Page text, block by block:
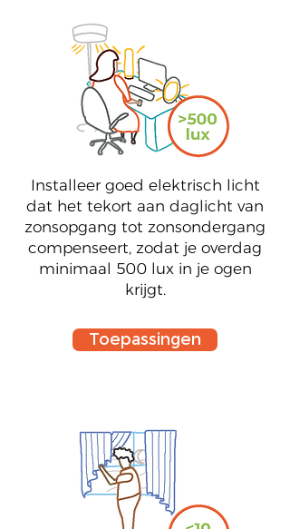
Installeer goed elektrisch licht
dat het tekort aan daglicht van
zonsopgang tot zonsondergang
compenseert, zodat je overdag
minimaal 500 lux in je ogen
krijgt.
Toepassingen